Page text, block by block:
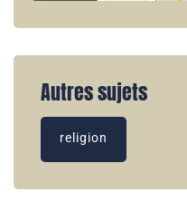
Autres sujets
religion